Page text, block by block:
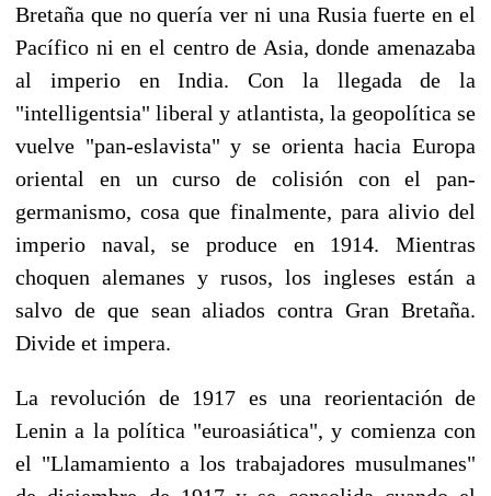
Bretaña que no quería ver ni una Rusia fuerte en el
Pacífico ni en el centro de Asia, donde amenazaba
al imperio en India. Con la llegada de la
"intelligentsia" liberal y atlantista, la geopolítica se
vuelve "pan-eslavista" y se orienta hacia Europa
oriental en un curso de colisión con el pan-
germanismo, cosa que finalmente, para alivio del
imperio naval, se produce en 1914. Mientras
choquen alemanes y rusos, los ingleses están a
salvo de que sean aliados contra Gran Bretaña.
Divide et impera.
La revolución de 1917 es una reorientación de
Lenin a la política "euroasiática", y comienza con
el "Llamamiento a los trabajadores musulmanes"